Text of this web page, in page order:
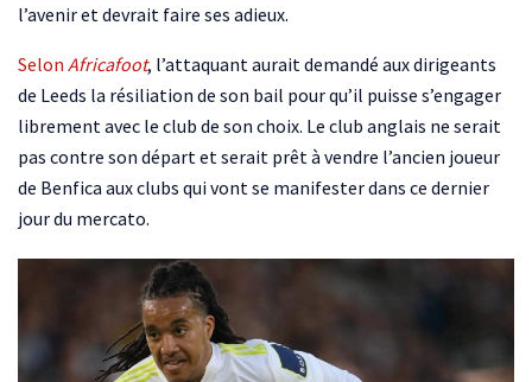
l’avenir et devrait faire ses adieux.
Selon Africafoot, l’attaquant aurait demandé aux dirigeants
de Leeds la résiliation de son bail pour qu’il puisse s’engager
librement avec le club de son choix. Le club anglais ne serait
pas contre son départ et serait prêt à vendre l’ancien joueur
de Benfica aux clubs qui vont se manifester dans ce dernier
jour du mercato.